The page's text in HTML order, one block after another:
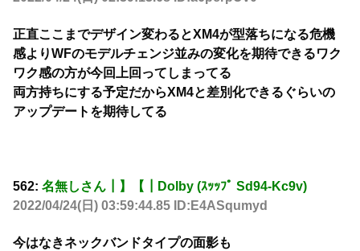
正直ここまでデザイン変わるとXM4が型落ちになる危機
感よりWFのモデルチェンジ並みの変化を期待できるワク
ワク感の方が今回上回ってしまってる
両方持ちにする予定だからXM4と差別化できるぐらいの
アップデートを期待してる
562: 名無しさん┃】【┃Dolby (ｽｯｯﾌﾟ Sd94-Kc9v)
2022/04/24(日) 03:59:44.85 ID:E4ASqumyd
今はなきネックバンドタイプの面影も